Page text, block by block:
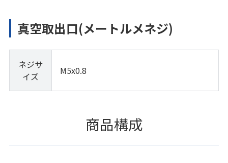
真空取出口(メートルメネジ)
ネジサ
イズ
M5x0.8
商品構成